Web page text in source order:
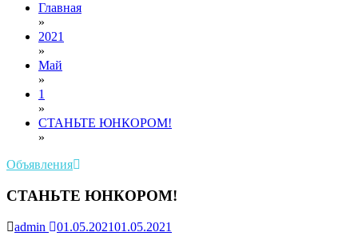
Главная
»
2021
»
Май
»
1
»
СТАНЬТЕ ЮНКОРОМ!
»
Объявления
СТАНЬТЕ ЮНКОРОМ!
admin 01.05.202101.05.2021